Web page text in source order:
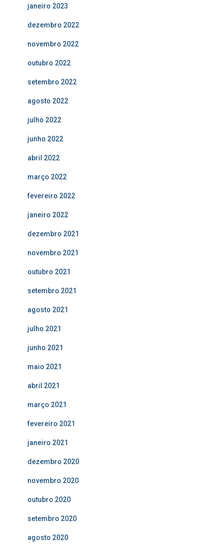
janeiro 2023
dezembro 2022
novembro 2022
outubro 2022
setembro 2022
agosto 2022
julho 2022
junho 2022
abril 2022
março 2022
fevereiro 2022
janeiro 2022
dezembro 2021
novembro 2021
outubro 2021
setembro 2021
agosto 2021
julho 2021
junho 2021
maio 2021
abril 2021
março 2021
fevereiro 2021
janeiro 2021
dezembro 2020
novembro 2020
outubro 2020
setembro 2020
agosto 2020